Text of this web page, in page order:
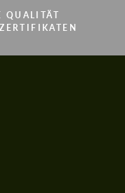
QUALITÄT